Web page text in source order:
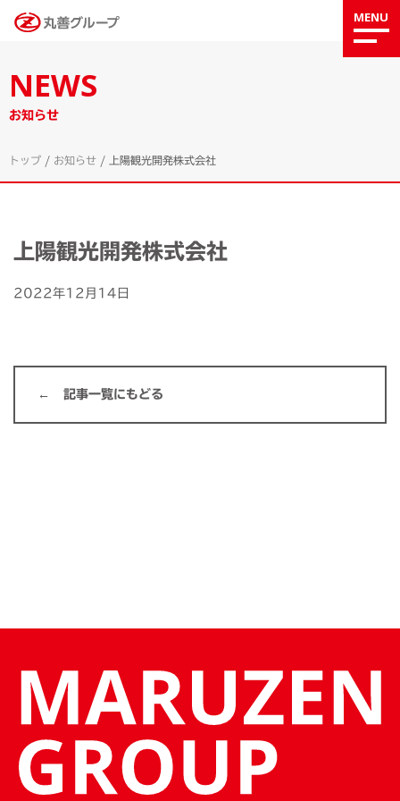
MENU
NEWS
お知らせ
トップ / お知らせ / 上陽観光開発株式会社
上陽観光開発株式会社
2022年12月14日
記事一覧にもどる